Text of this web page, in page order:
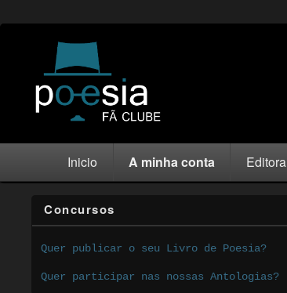
Inicio A minha conta Editora
Concursos
Quer publicar o seu Livro de Poesia?
Quer participar nas nossas Antologias?